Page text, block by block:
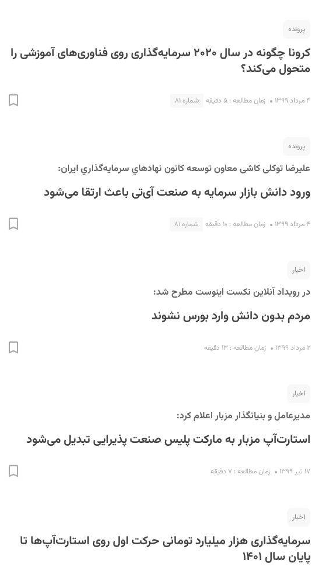
پرونده
کرونا چگونه در سال ۲۰۲۰ سرمایه‌گذاری روی فناوری‌های آموزشی را
متحول می‌کند؟
۴ مرداد ۱۳۹۹ زمان مطالعه : ۵ دقیقه شماره ۸۱
پرونده
علیرضا توکلی کاشی معاون توسعه كانون نهادهاي سرمايه‌گذاري ايران:
ورود دانش بازار سرمایه به صنعت آی‌تی باعث ارتقا می‌شود
۴ مرداد ۱۳۹۹ زمان مطالعه : ۱۰ دقیقه شماره ۸۱
اخبار
در رویداد آنلاین نکست اینوست مطرح شد:
مردم بدون دانش وارد بورس نشوند
۲ مرداد ۱۳۹۹ زمان مطالعه : ۱۳ دقیقه
اخبار
مدیرعامل و بنیانگذار مزبار اعلام کرد:
استارت‌آپ مزبار به مارکت ‌پلیس صنعت پذیرایی تبدیل می‌شود
۱۷ تیر ۱۳۹۹ زمان مطالعه : ۷ دقیقه
اخبار
سرمایه‌گذاری هزار میلیارد تومانی حرکت اول روی استارت‌آپ‌ها تا
پایان سال ۱۴۰۱